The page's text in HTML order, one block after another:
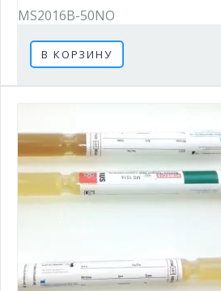
MS2016B-50NO
В КОРЗИНУ